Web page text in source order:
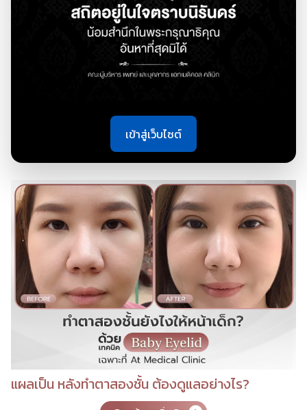
แผลเป็น หลังทำตาสองชั้น ต้องดูแลอย่างไร?
แผลเป็น หลังทำตาสองชั้น ต้องดูแลอย่างไร?
เข้าสู่เว็บไซต์